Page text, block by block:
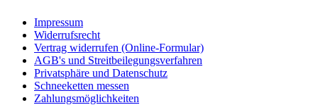
Impressum
Widerrufsrecht
Vertrag widerrufen (Online-Formular)
AGB's und Streitbeilegungsverfahren
Privatsphäre und Datenschutz
Schneeketten messen
Zahlungsmöglichkeiten